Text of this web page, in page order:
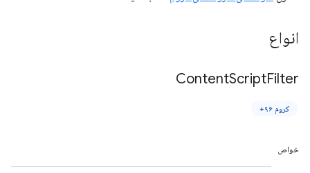
انواع
ContentScriptFilter
کروم ۹۶+
خواص